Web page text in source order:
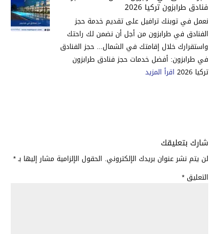
فنادق طرابزون تركيا 2026
نعمل في توبنك ترافيل على تقديم خدمة حجز
الفنادق في طرابزون من أجل أن نضمن لك راحتك
واستقرارك خلال إقامتك في الشمال... حجز الفنادق
في طرابزون: أفضل خدمات حجز فنادق طرابزون
تركيا 2026
اقرأ المزيد
شارك بتعليقك
لن يتم نشر عنوان بريدك الإلكتروني. الحقول الإلزامية مشار إليها بـ*
التعليق *